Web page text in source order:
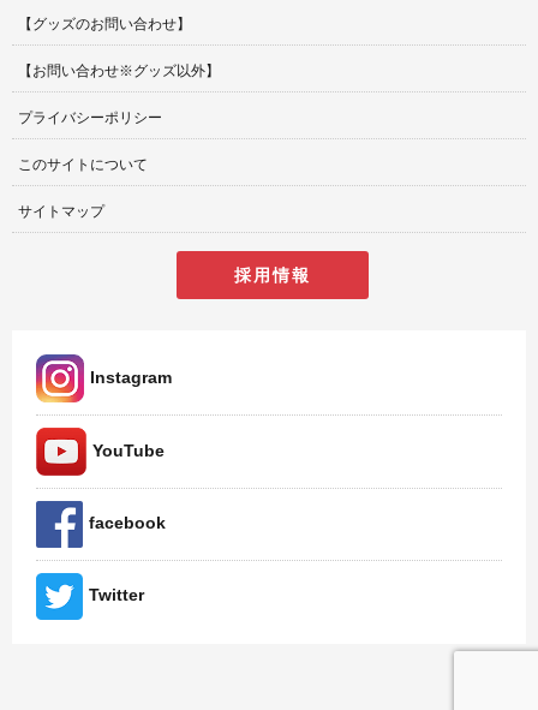
【グッズのお問い合わせ】
【お問い合わせ※グッズ以外】
プライバシーポリシー
このサイトについて
サイトマップ
採用情報
Instagram
YouTube
facebook
Twitter